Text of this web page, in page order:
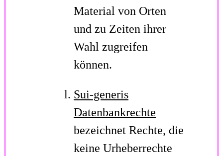
Material von Orten
und zu Zeiten ihrer
Wahl zugreifen
können.
Sui-generis
Datenbankrechte
bezeichnet Rechte, die
keine Urheberrechte